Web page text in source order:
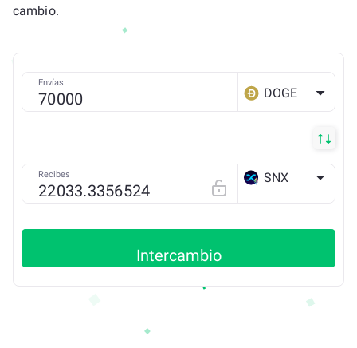
cambio.
Envías
DOGE
Recibes SNX
Intercambio